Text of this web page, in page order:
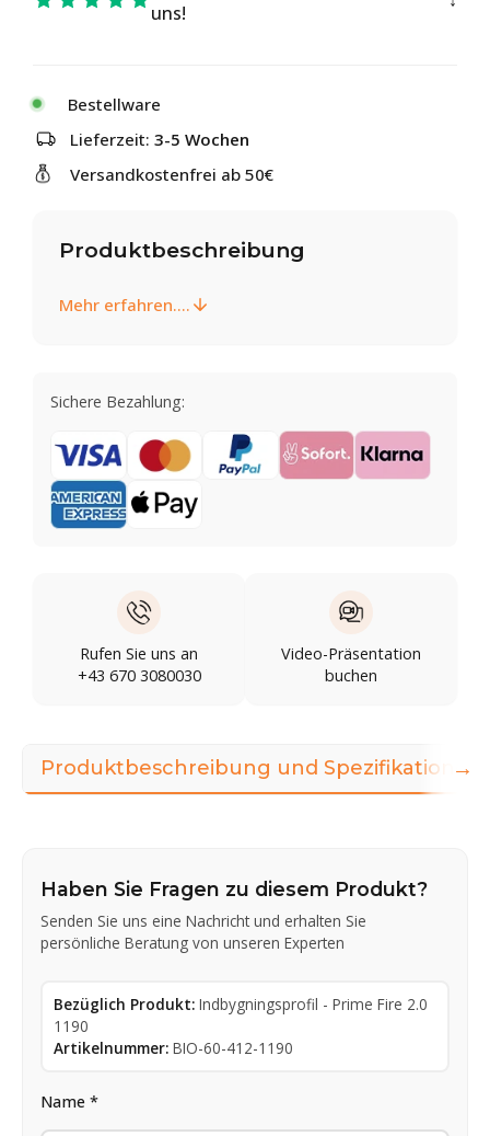
uns!
Bestellware
Lieferzeit: 3-5 Wochen
Versandkostenfrei ab 50€
Produktbeschreibung
Mehr erfahren....
Sichere Bezahlung:
Rufen Sie uns an
+43 670 3080030
Video-Präsentation
buchen
Produktbeschreibung und Spezifikationen
Haben Sie Fragen zu diesem Produkt?
Senden Sie uns eine Nachricht und erhalten Sie
persönliche Beratung von unseren Experten
Bezüglich Produkt: Indbygningsprofil - Prime Fire 2.0
1190
Artikelnummer: BIO-60-412-1190
Name *
→